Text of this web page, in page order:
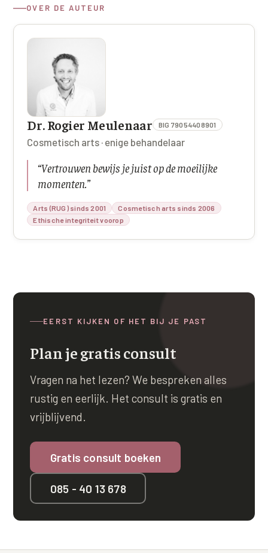
OVER DE AUTEUR
Dr. Rogier Meulenaar BIG 79054408901
Cosmetisch arts · enige behandelaar
“Vertrouwen bewijs je juist op de moeilijke
momenten.”
Arts (RUG) sinds 2001
Cosmetisch arts sinds 2006
Ethische integriteit voorop
EERST KIJKEN OF HET BIJ JE PAST
Plan je gratis consult
Vragen na het lezen? We bespreken alles
rustig en eerlijk. Het consult is gratis en
vrijblijvend.
Gratis consult boeken
085 - 40 13 678